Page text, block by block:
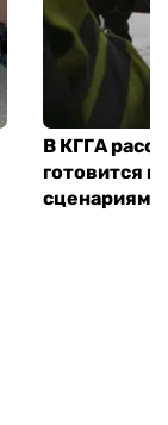
В КГГА
готовится
сценариям